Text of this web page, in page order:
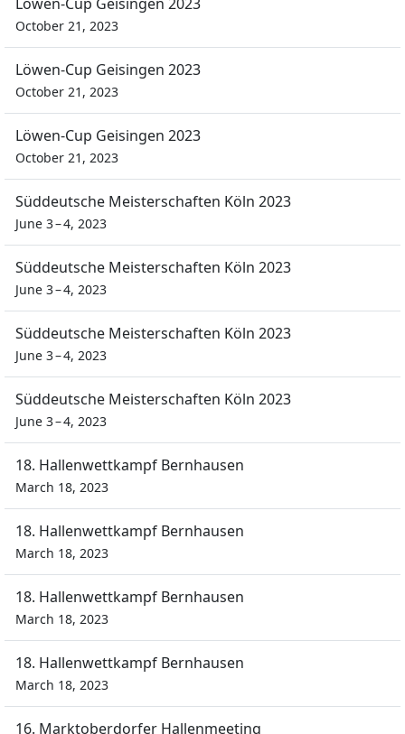
October 21, 2023
Löwen-Cup Geisingen 2023
October 21, 2023
Löwen-Cup Geisingen 2023
October 21, 2023
Süddeutsche Meisterschaften Köln 2023
June 3 – 4, 2023
Süddeutsche Meisterschaften Köln 2023
June 3 – 4, 2023
Süddeutsche Meisterschaften Köln 2023
June 3 – 4, 2023
Süddeutsche Meisterschaften Köln 2023
June 3 – 4, 2023
18. Hallenwettkampf Bernhausen
March 18, 2023
18. Hallenwettkampf Bernhausen
March 18, 2023
18. Hallenwettkampf Bernhausen
March 18, 2023
18. Hallenwettkampf Bernhausen
March 18, 2023
16. Marktoberdorfer Hallenmeeting